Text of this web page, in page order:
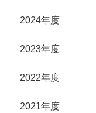
2024年度
2023年度
2022年度
2021年度